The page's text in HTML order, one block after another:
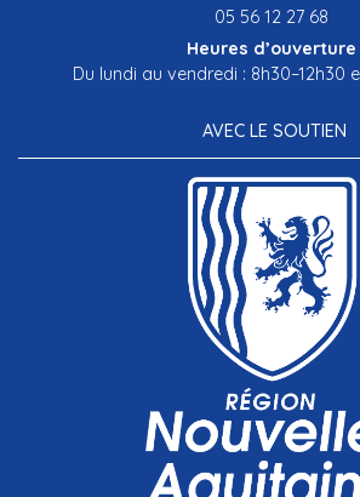
05 56 12 27 68
Heures d’ouverture
Du lundi au vendredi : 8h30–12h30
AVEC LE SOUTIEN